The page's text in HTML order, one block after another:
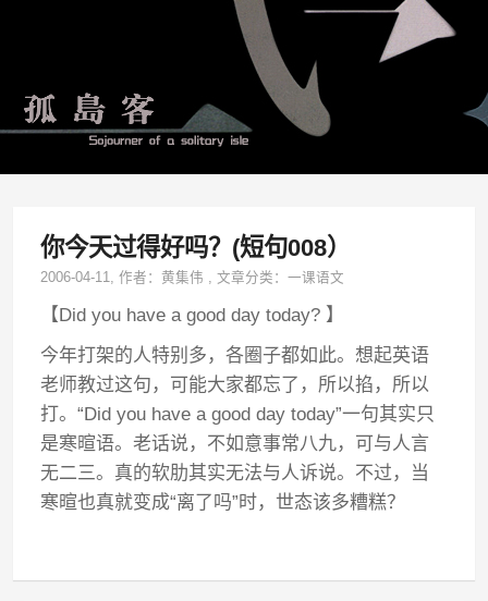
你今天过得好吗？(短句008）
2006-04-11, 作者：黄集伟 ,文章分类：一课语文
【Did you have a good day today? 】
今年打架的人特别多，各圈子都如此。想起英语
老师教过这句，可能大家都忘了，所以掐，所以
打。“Did you have a good day today”一句其实只
是寒暄语。老话说，不如意事常八九，可与人言
无二三。真的软肋其实无法与人诉说。不过，当
寒暄也真就变成“离了吗”时，世态该多糟糕？